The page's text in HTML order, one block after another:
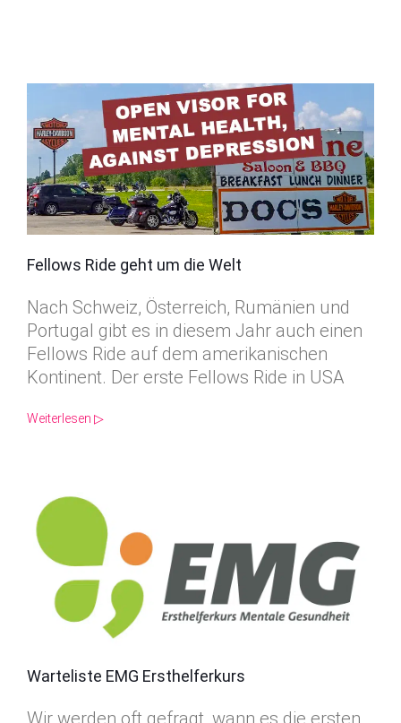
Fellows Ride geht um die Welt
Nach Schweiz, Österreich, Rumänien und
Portugal gibt es in diesem Jahr auch einen
Fellows Ride auf dem amerikanischen
Kontinent. Der erste Fellows Ride in USA
Weiterlesen ▷
Warteliste EMG Ersthelferkurs
Wir werden oft gefragt, wann es die ersten